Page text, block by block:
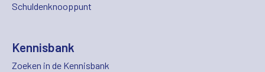
Schuldenknooppunt
Kennisbank
Zoeken in de Kennisbank